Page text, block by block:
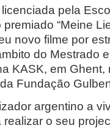
pela
“Meine
novo filme por
do Mestrado
KASK, em Ghent,
Fundação
argentino a
o seu